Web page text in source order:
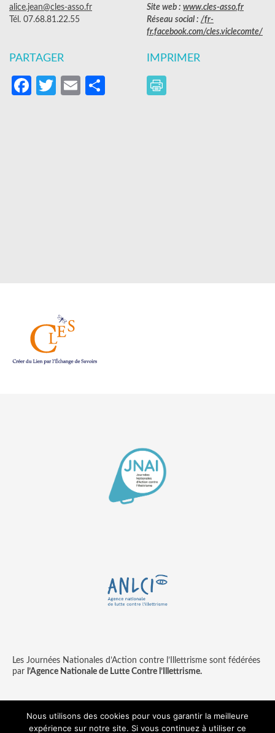
alice.jean@cles-asso.fr
Tél. 07.68.81.22.55
Site web : www.cles-asso.fr
Réseau social : /fr-
fr.facebook.com/cles.viclecomte/
PARTAGER
Facebook
Twitter
EmailPartager
IMPRIMER
Les Journées Nationales d’Action contre l’Illettrisme sont fédérées
par l’Agence Nationale de Lutte Contre l’Illettrisme.
Nous utilisons des cookies pour vous garantir la meilleure
expérience sur notre site. Si vous continuez à utiliser ce